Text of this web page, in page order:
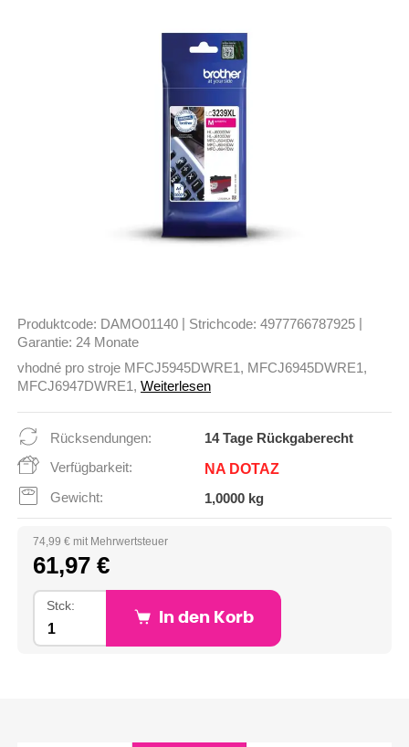
Produktcode: DAMO01140 Strichcode: 4977766787925
Garantie: 24 Monate
vhodné pro stroje MFCJ5945DWRE1, MFCJ6945DWRE1,
MFCJ6947DWRE1, Weiterlesen
Rücksendungen:
14 Tage Rückgaberecht
Verfügbarkeit:
NA DOTAZ
Gewicht: 1,0000 kg
74,99 € mit Mehrwertsteuer
61,97 €
Stck:
In den Korb